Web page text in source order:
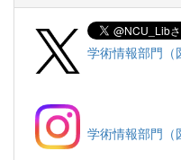
学術情報部門（
学術情報部門